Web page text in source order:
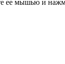
ее мышью и